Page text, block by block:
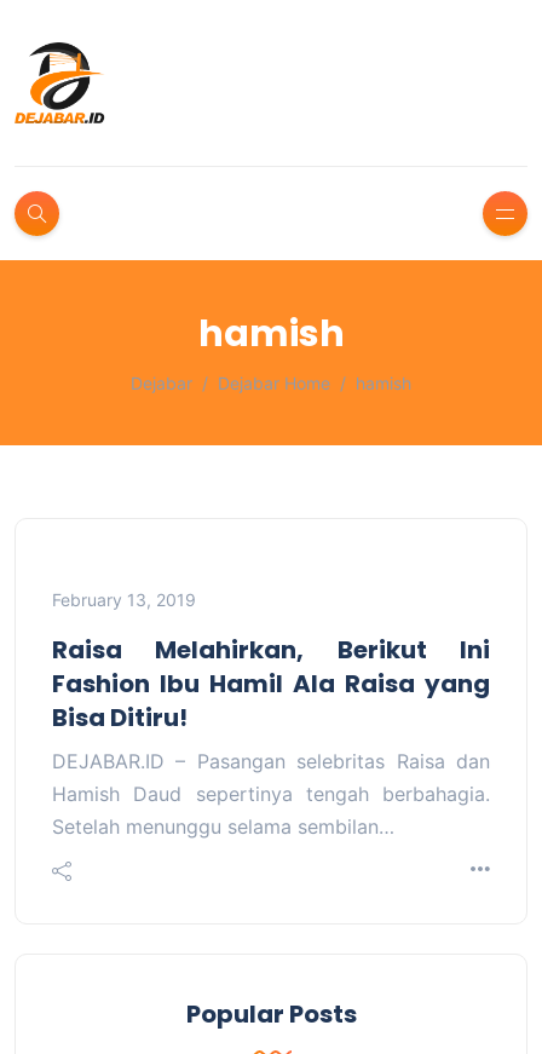
hamish
Dejabar Dejabar Home hamish
February 13, 2019
Raisa Melahirkan, Berikut Ini
Fashion Ibu Hamil Ala Raisa yang
Bisa Ditiru!
DEJABAR.ID – Pasangan selebritas Raisa dan
Hamish Daud sepertinya tengah berbahagia.
Setelah menunggu selama sembilan…
Popular Posts